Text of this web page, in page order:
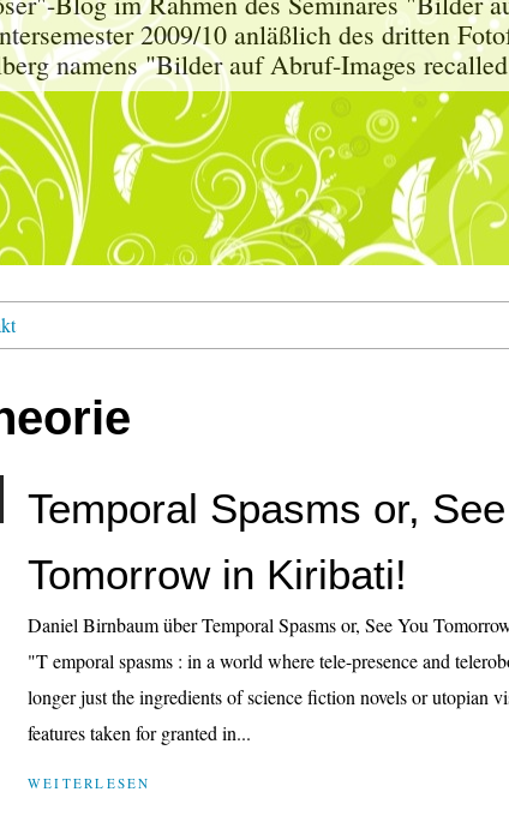
2009/10 anläßlich des dritten
namens "Bilder auf Abruf-Images
Temporal Spasms or,
Tomorrow in Kiribati!
Daniel Birnbaum über Temporal Spasms or, See You
"T emporal spasms : in a world where tele-presence and
longer just the ingredients of science fiction novels or utopian
features taken for granted in...
WEITERLESEN